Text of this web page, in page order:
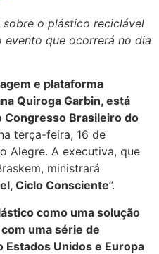
sobre o plástico reciclável
que ocorrerá no dia
e plataforma
Quiroga Garbin, está
Congresso Brasileiro do
terça-feira, 16 de
Alegre. A executiva, que
ministrará
Ciclo Consciente”.
como uma solução
uma série de
Unidos e Europa